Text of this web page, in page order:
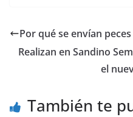
Por qué se envían
Realizan en Sandino
el
También te